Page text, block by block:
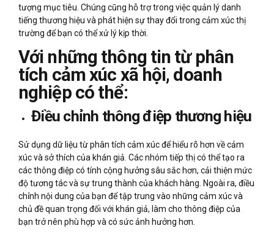
tượng mục tiêu. Chúng cũng hỗ trợ trong việc quản lý danh
tiếng thương hiệu và phát hiện sự thay đổi trong cảm xúc thị
trường để bạn có thể xử lý kịp thời.
Với những thông tin từ phân
tích cảm xúc xã hội, doanh
nghiệp có thể:
Điều chỉnh thông điệp thương hiệu
Sử dụng dữ liệu từ phân tích cảm xúc để hiểu rõ hơn về cảm
xúc và sở thích của khán giả. Các nhóm tiếp thị có thể tạo ra
các thông điệp có tính cộng hưởng sâu sắc hơn, cải thiện mức
độ tương tác và sự trung thành của khách hàng. Ngoài ra, điều
chỉnh nội dung của bạn để tập trung vào những cảm xúc và
chủ đề quan trọng đối với khán giả, làm cho thông điệp của
bạn trở nên phù hợp và có sức ảnh hưởng hơn.